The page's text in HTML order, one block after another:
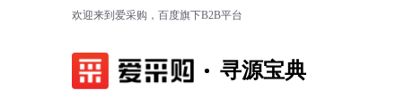
欢迎来到爱采购，百度旗下B2B平台
寻源宝典